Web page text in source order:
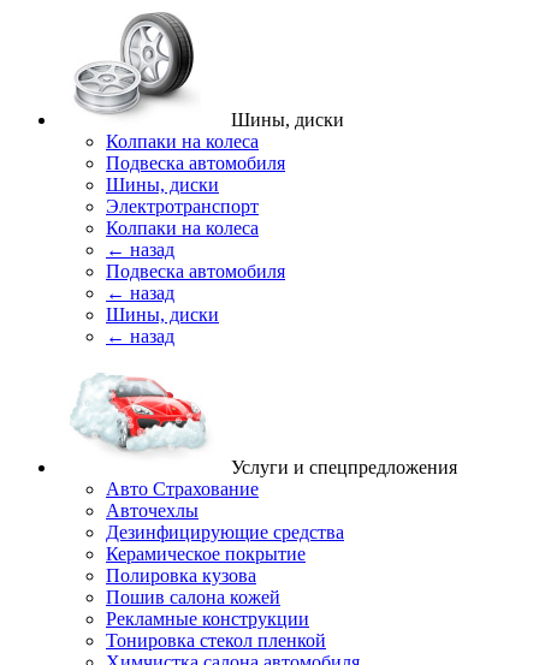
Шины, диски
Колпаки на колеса
Подвеска автомобиля
Шины, диски
Электротранспорт
Колпаки на колеса
← назад
Подвеска автомобиля
← назад
Шины, диски
← назад
Услуги и спецпредложения
Авто Страхование
Авточехлы
Дезинфицирующие средства
Керамическое покрытие
Полировка кузова
Пошив салона кожей
Рекламные конструкции
Тонировка стекол пленкой